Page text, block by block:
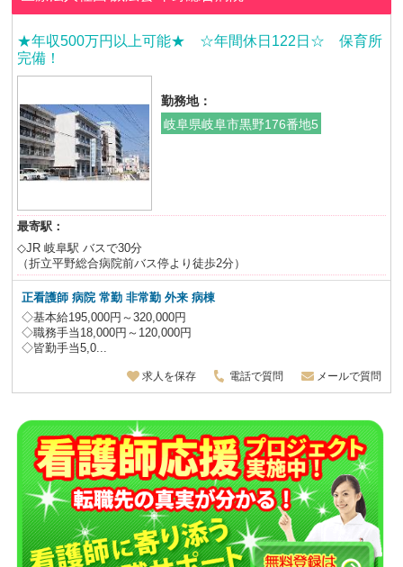
★年収500万円以上可能★ ☆年間休日122日☆ 保育所
完備！
勤務地：
岐阜県岐阜市黒野176番地5
最寄駅：
◇JR 岐阜駅 バスで30分
（折立平野総合病院前バス停より徒歩2分）
正看護師 病院 常勤 非常勤 外来 病棟
◇基本給195,000円～320,000円
◇職務手当18,000円～120,000円
◇皆勤手当5,0...
求人を保存 電話で質問 メールで質問